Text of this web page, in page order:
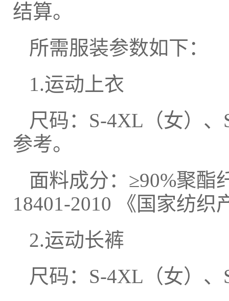
结算。
所需服装参数如下：
1.运动上衣
尺码：S-4XL（女）
参考。
面料成分：≥90%聚酯
18401-2010 《国家纺
2.运动长裤
尺码：S-4XL（女）